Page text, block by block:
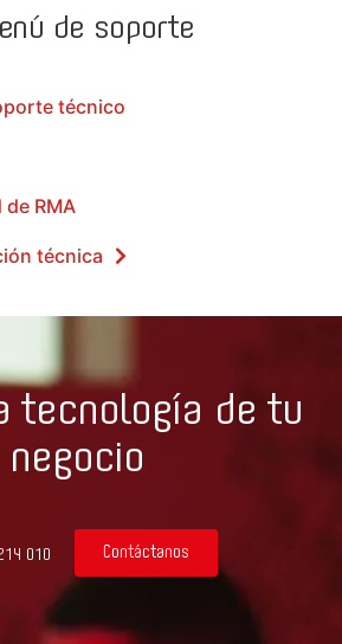
de soporte
técnico
RMA
técnica
tecnología de tu
negocio
010 Contáctanos